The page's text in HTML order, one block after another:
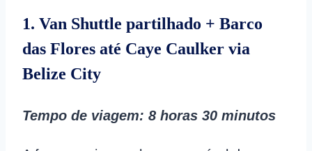
1. Van Shuttle partilhado + Barco
das Flores até Caye Caulker via
Belize City
Tempo de viagem: 8 horas 30 minutos